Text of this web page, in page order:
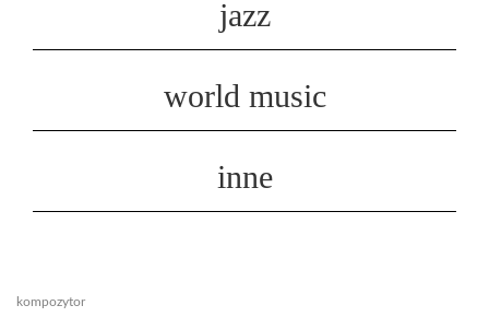
jazz
world music
inne
kompozytor